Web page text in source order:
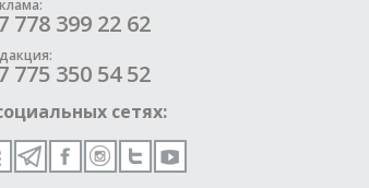
778 399 22 62
775 350 54 52
сетях: